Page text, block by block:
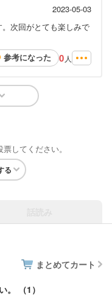
2023-05-03
次回がとても楽しみで
参考になった
0 人
してください。
る
まとめてカート
。 （1）